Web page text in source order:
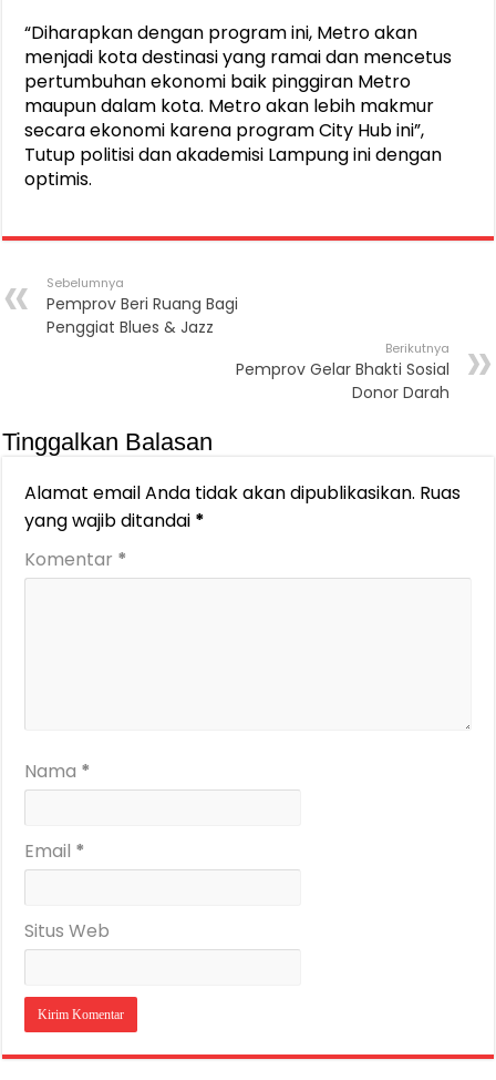
“Diharapkan dengan program ini, Metro akan
menjadi kota destinasi yang ramai dan mencetus
pertumbuhan ekonomi baik pinggiran Metro
maupun dalam kota. Metro akan lebih makmur
secara ekonomi karena program City Hub ini”,
Tutup politisi dan akademisi Lampung ini dengan
optimis.
Sebelumnya
Pemprov Beri Ruang Bagi
Penggiat Blues & Jazz
Berikutnya
Pemprov Gelar Bhakti Sosial
Donor Darah
Tinggalkan Balasan
Alamat email Anda tidak akan dipublikasikan. Ruas
yang wajib ditandai *
Komentar *
Nama *
Email *
Situs Web